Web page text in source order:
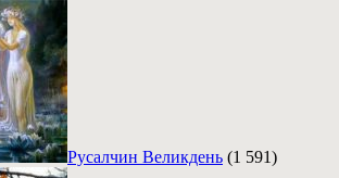
Русалчин Великдень (1 591)